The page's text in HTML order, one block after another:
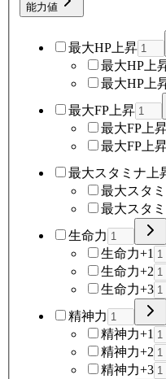
能力値
最大HP上昇
最大HP上
最大HP上
最大FP上昇
最大FP上
最大FP上
最大スタミナ上
最大スタ
最大スタ
生命力
生命力+1
生命力+2
生命力+3
精神力
精神力+1
精神力+2
精神力+3